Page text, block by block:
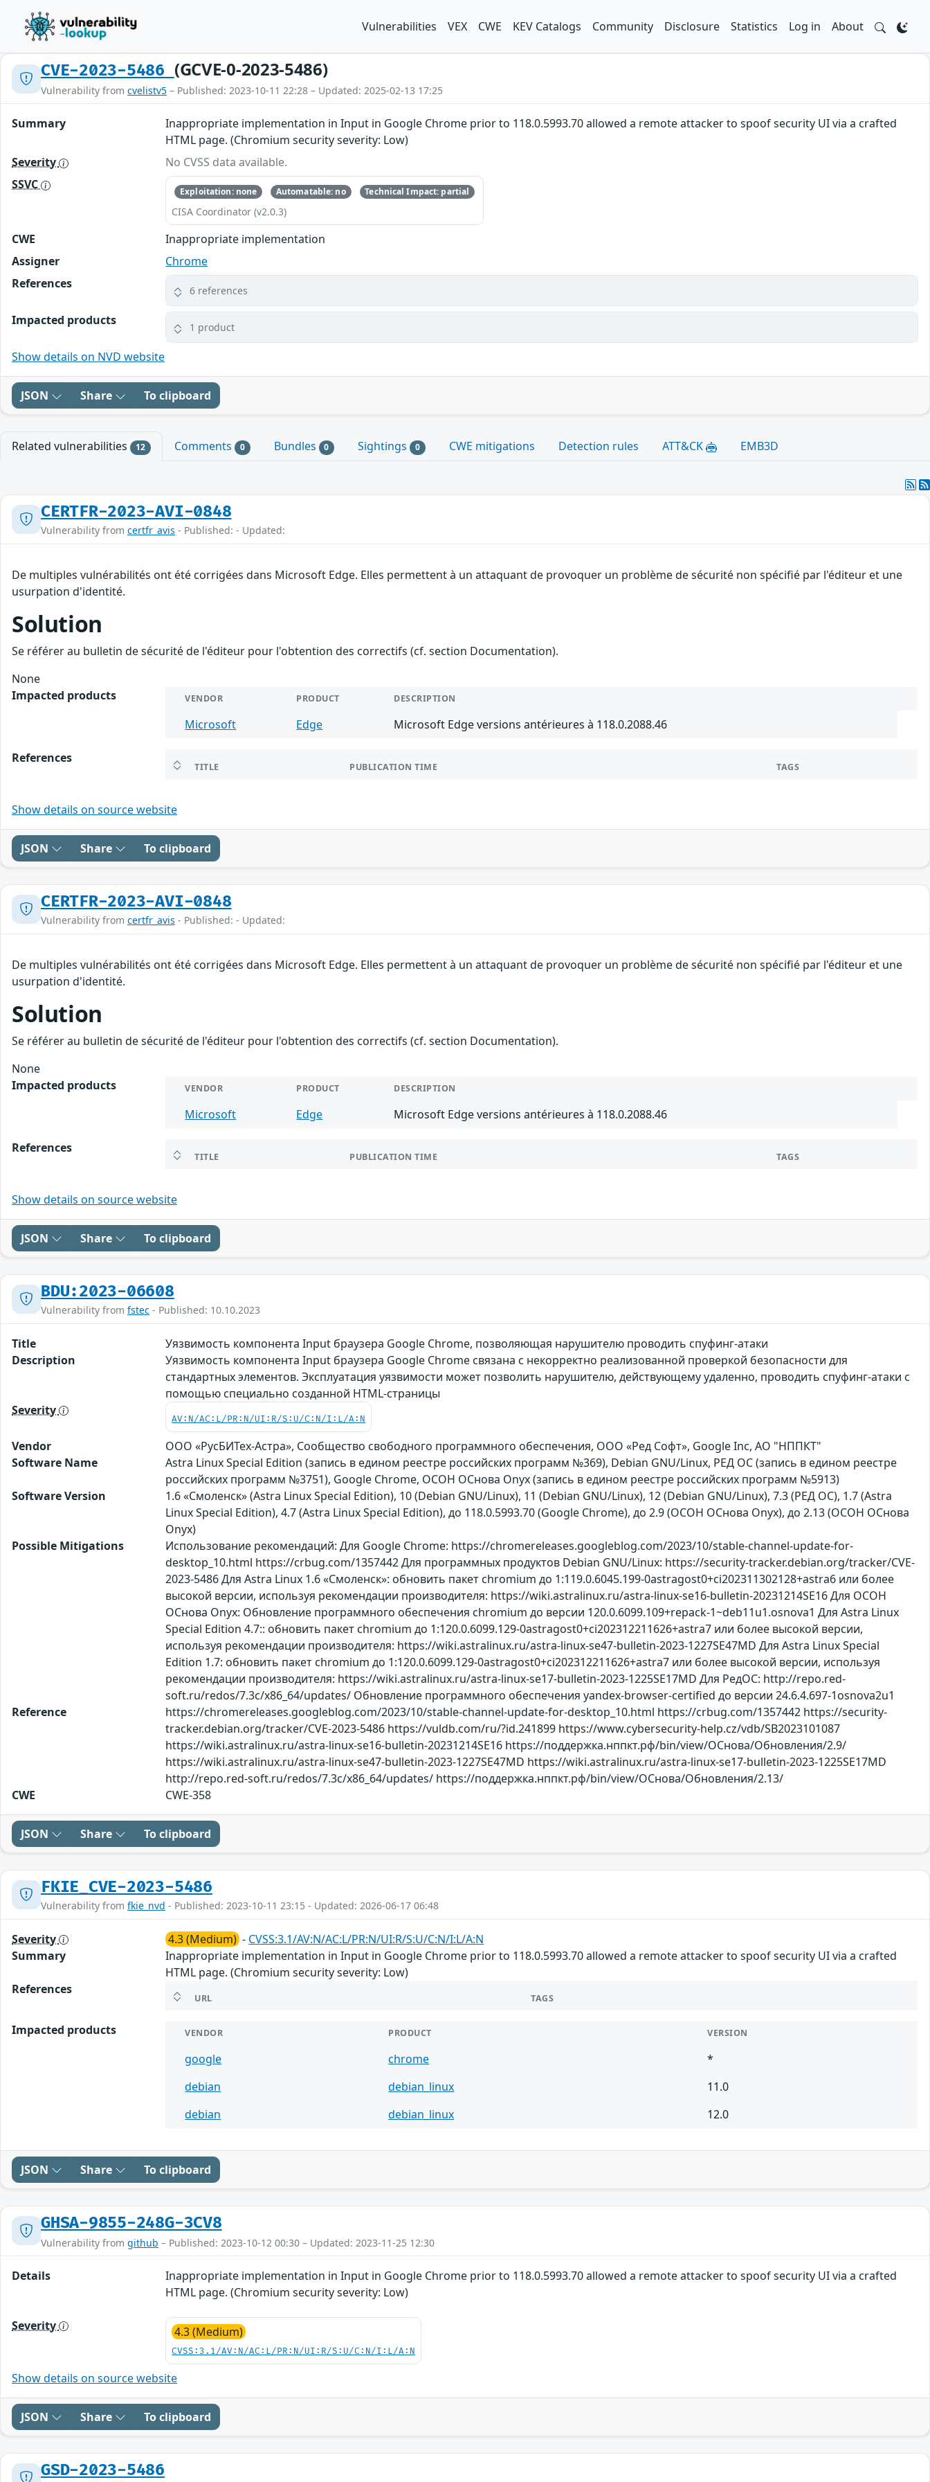
Vulnerabilities VEX CWE KEV Catalogs Community Disclosure Statistics Log in About
CVE-2023-5486 (GCVE-0-2023-5486)
Vulnerability from cvelistv5 – Published: 2023-10-11 22:28 – Updated: 2025-02-13 17:25
Summary
Inappropriate implementation in Input in Google Chrome prior to 118.0.5993.70 allowed a remote attacker to spoof security UI via a crafted
HTML page. (Chromium security severity: Low)
Severity
No CVSS data available.
SSVC
Exploitation: none Automatable: no Technical Impact: partial
CISA Coordinator (v2.0.3)
CWE
Inappropriate implementation
Assigner
Chrome
References
6 references
Impacted products 1 product
Show details on NVD website
JSON Share To clipboard
Related vulnerabilities 12 Comments 0 Bundles 0 Sightings 0 CWE mitigations Detection rules ATT&CK EMB3D
CERTFR-2023-AVI-0848
Vulnerability from certfr_avis - Published: - Updated:
De multiples vulnérabilités ont été corrigées dans Microsoft Edge. Elles permettent à un attaquant de provoquer un problème de sécurité non spécifié par l'éditeur et une
usurpation d'identité.
Solution
Se référer au bulletin de sécurité de l'éditeur pour l'obtention des correctifs (cf. section Documentation).
None
Impacted products
VENDOR PRODUCT DESCRIPTION
Microsoft Edge Microsoft Edge versions antérieures à 118.0.2088.46
References
TITLE PUBLICATION TIME TAGS
Show details on source website
JSON Share To clipboard
CERTFR-2023-AVI-0848
Vulnerability from certfr_avis - Published: - Updated:
De multiples vulnérabilités ont été corrigées dans Microsoft Edge. Elles permettent à un attaquant de provoquer un problème de sécurité non spécifié par l'éditeur et une
usurpation d'identité.
Solution
Se référer au bulletin de sécurité de l'éditeur pour l'obtention des correctifs (cf. section Documentation).
None
Impacted products
VENDOR PRODUCT DESCRIPTION
Microsoft Edge Microsoft Edge versions antérieures à 118.0.2088.46
References
TITLE PUBLICATION TIME TAGS
Show details on source website
JSON Share To clipboard
BDU:2023-06608
Vulnerability from fstec - Published: 10.10.2023
Title
Уязвимость компонента Input браузера Google Chrome, позволяющая нарушителю проводить спуфинг-атаки
Description
Уязвимость компонента Input браузера Google Chrome связана с некорректно реализованной проверкой безопасности для
стандартных элементов. Эксплуатация уязвимости может позволить нарушителю, действующему удаленно, проводить спуфинг-атаки с
помощью специально созданной HTML-страницы
Severity
AV:N/AC:L/PR:N/UI:R/S:U/C:N/I:L/A:N
Vendor
ООО «РусБИТех-Астра», Сообщество свободного программного обеспечения, ООО «Ред Софт», Google Inc, АО "НППКТ"
Software Name
Astra Linux Special Edition (запись в едином реестре российских программ №369), Debian GNU/Linux, РЕД ОС (запись в едином реестре
российских программ №3751), Google Chrome, ОСОН ОСнова Оnyx (запись в едином реестре российских программ №5913)
Software Version
1.6 «Смоленск» (Astra Linux Special Edition), 10 (Debian GNU/Linux), 11 (Debian GNU/Linux), 12 (Debian GNU/Linux), 7.3 (РЕД ОС), 1.7 (Astra
Linux Special Edition), 4.7 (Astra Linux Special Edition), до 118.0.5993.70 (Google Chrome), до 2.9 (ОСОН ОСнова Оnyx), до 2.13 (ОСОН ОСнова
Оnyx)
Possible Mitigations
Использование рекомендаций: Для Google Chrome: https://chromereleases.googleblog.com/2023/10/stable-channel-update-for-
desktop_10.html https://crbug.com/1357442 Для программных продуктов Debian GNU/Linux: https://security-tracker.debian.org/tracker/CVE-
2023-5486 Для Astra Linux 1.6 «Смоленск»: обновить пакет chromium до 1:119.0.6045.199-0astragost0+ci202311302128+astra6 или более
высокой версии, используя рекомендации производителя: https://wiki.astralinux.ru/astra-linux-se16-bulletin-20231214SE16 Для ОСОН
ОСнова Оnyx: Обновление программного обеспечения chromium до версии 120.0.6099.109+repack-1~deb11u1.osnova1 Для Astra Linux
Special Edition 4.7:: обновить пакет chromium до 1:120.0.6099.129-0astragost0+ci202312211626+astra7 или более высокой версии,
используя рекомендации производителя: https://wiki.astralinux.ru/astra-linux-se47-bulletin-2023-1227SE47MD Для Astra Linux Special
Edition 1.7: обновить пакет chromium до 1:120.0.6099.129-0astragost0+ci202312211626+astra7 или более высокой версии, используя
рекомендации производителя: https://wiki.astralinux.ru/astra-linux-se17-bulletin-2023-1225SE17MD Для РедОС: http://repo.red-
soft.ru/redos/7.3c/x86_64/updates/ Обновление программного обеспечения yandex-browser-certified до версии 24.6.4.697-1osnova2u1
Reference
https://chromereleases.googleblog.com/2023/10/stable-channel-update-for-desktop_10.html https://crbug.com/1357442 https://security-
tracker.debian.org/tracker/CVE-2023-5486 https://vuldb.com/ru/?id.241899 https://www.cybersecurity-help.cz/vdb/SB2023101087
https://wiki.astralinux.ru/astra-linux-se16-bulletin-20231214SE16 https://поддержка.нппкт.рф/bin/view/ОСнова/Обновления/2.9/
https://wiki.astralinux.ru/astra-linux-se47-bulletin-2023-1227SE47MD https://wiki.astralinux.ru/astra-linux-se17-bulletin-2023-1225SE17MD
http://repo.red-soft.ru/redos/7.3c/x86_64/updates/ https://поддержка.нппкт.рф/bin/view/ОСнова/Обновления/2.13/
CWE
CWE-358
JSON Share To clipboard
FKIE_CVE-2023-5486
Vulnerability from fkie_nvd - Published: 2023-10-11 23:15 - Updated: 2026-06-17 06:48
Severity 4.3 (Medium) - CVSS:3.1/AV:N/AC:L/PR:N/UI:R/S:U/C:N/I:L/A:N
Summary
Inappropriate implementation in Input in Google Chrome prior to 118.0.5993.70 allowed a remote attacker to spoof security UI via a crafted
HTML page. (Chromium security severity: Low)
References
URL TAGS
Impacted products VENDOR PRODUCT VERSION
google chrome
*
debian
debian_linux
11.0
debian
debian_linux 12.0
JSON Share To clipboard
GHSA-9855-248G-3CV8
Vulnerability from github – Published: 2023-10-12 00:30 – Updated: 2023-11-25 12:30
Details
Inappropriate implementation in Input in Google Chrome prior to 118.0.5993.70 allowed a remote attacker to spoof security UI via a crafted
HTML page. (Chromium security severity: Low)
Severity 4.3 (Medium)
CVSS:3.1/AV:N/AC:L/PR:N/UI:R/S:U/C:N/I:L/A:N
Show details on source website
JSON Share To clipboard
GSD-2023-5486